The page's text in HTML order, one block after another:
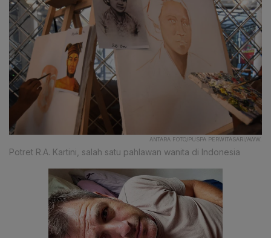
ANTARA FOTO/PUSPA PERWITASARI/AWW.
Potret R.A. Kartini, salah satu pahlawan wanita di Indonesia